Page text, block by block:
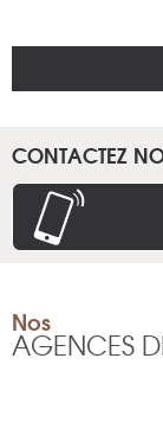
CONTACTEZ
Nos
AGENCES